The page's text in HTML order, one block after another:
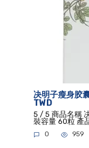
决明子瘦身胶
TWD
5 / 5 商品名稱
裝容量 60粒 產
0 959